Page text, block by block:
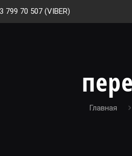
70 507 (VIBER)
Главная